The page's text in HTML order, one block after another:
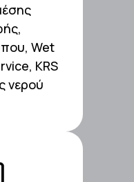
Wet
KRS
νερού